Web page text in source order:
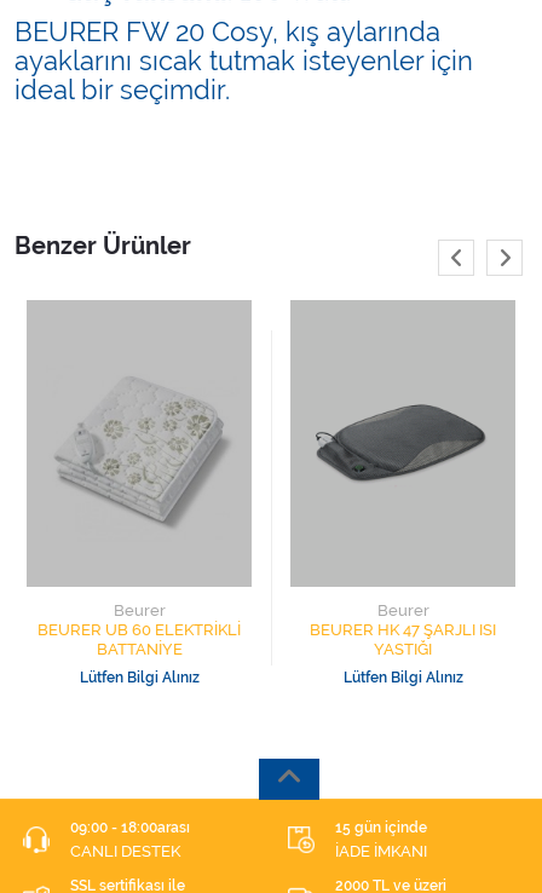
BEURER FW 20 Cosy, kış aylarında
ayaklarını sıcak tutmak isteyenler için
ideal bir seçimdir.
Benzer Ürünler
Beurer
BEURER UB 60 ELEKTRİKLİ
BATTANİYE
Lütfen Bilgi Alınız
Beurer
BEURER HK 47 ŞARJLI ISI
YASTIĞI
Lütfen Bilgi Alınız
09:00 - 18:00arası
CANLI DESTEK
15 gün içinde
İADE İMKANI
SSL sertifikası ile 2000 TL ve üzeri